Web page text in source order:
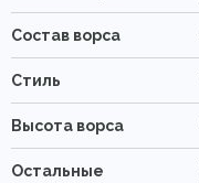
Состав ворса
Стиль
Высота ворса
Остальные